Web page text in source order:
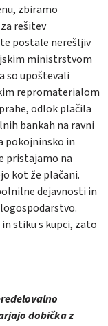
zbiramo
rešitev
postale nerešljiv
ministrstvom
so upoštevali
repromaterialom
odlok plačila
bankah na ravni
pokojninsko in
pristajamo na
kot že plačani.
dejavnosti in
stiku s kupci, zato
dobička z